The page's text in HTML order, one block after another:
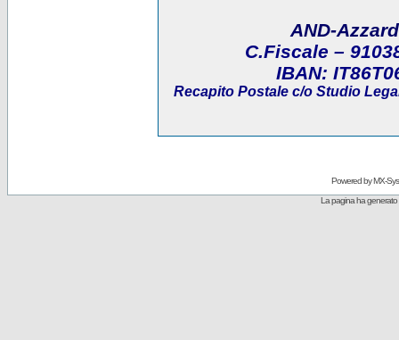
AND-
C.Fiscale –
IBAN:
Recapito Postale c/o Studio
Powered byMX-
La pagina ha generato